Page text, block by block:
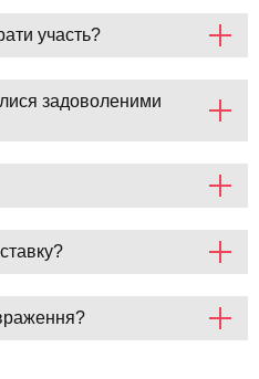
участь?
задоволеними